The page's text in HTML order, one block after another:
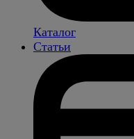
Каталог
Статьи